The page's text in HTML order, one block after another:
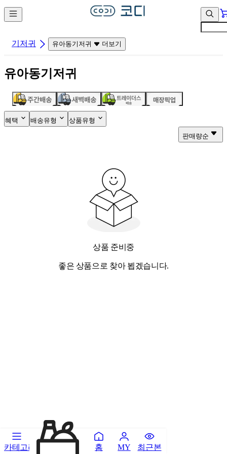
컨
텐
기
앱
바
기저귀 유아동기저귀 더보기
유아동기저귀
혜택 배송유형 상품유형
판매량순
상품 준비중
좋은 상품으로 찾아 뵙겠습니다.
카테고리 홈 MY 최근본